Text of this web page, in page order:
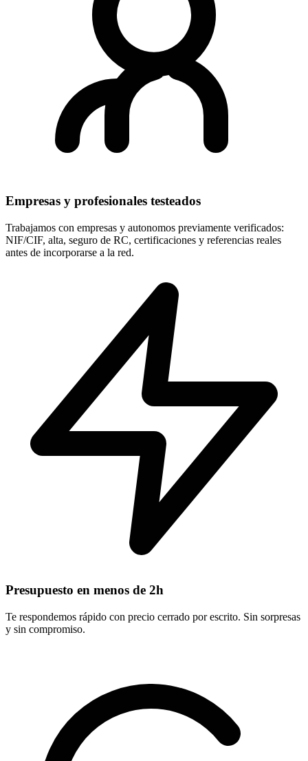
Empresas y profesionales testeados
Trabajamos con empresas y autonomos previamente verificados:
NIF/CIF, alta, seguro de RC, certificaciones y referencias reales
antes de incorporarse a la red.
Presupuesto en menos de 2h
Te respondemos rápido con precio cerrado por escrito. Sin sorpresas
y sin compromiso.